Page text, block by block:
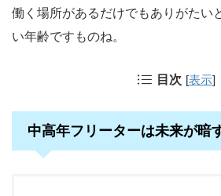
働く場所があるだけでもありがたい
い年齢ですものね。
目次 [表示]
中高年フリーターは未来が暗